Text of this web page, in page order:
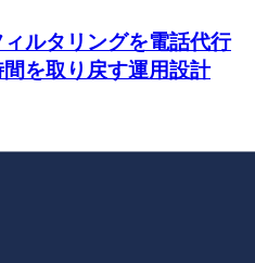
ルタリングを電話代行
を取り戻す運用設計